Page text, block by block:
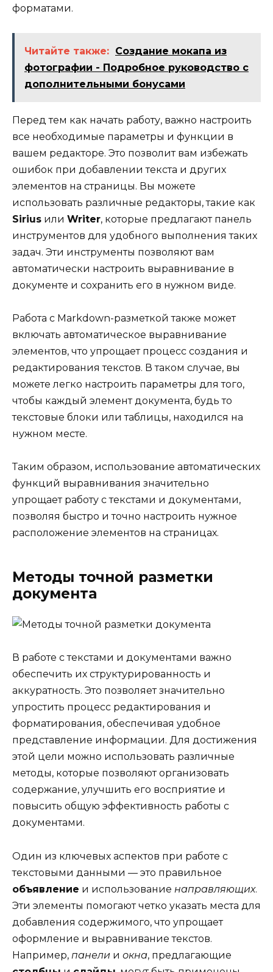
форматами.
Читайте также: Создание мокапа из
фотографии - Подробное руководство с
дополнительными бонусами
Перед тем как начать работу, важно настроить
все необходимые параметры и функции в
вашем редакторе. Это позволит вам избежать
ошибок при добавлении текста и других
элементов на страницы. Вы можете
использовать различные редакторы, такие как
Sirius или Writer, которые предлагают панель
инструментов для удобного выполнения таких
задач. Эти инструменты позволяют вам
автоматически настроить выравнивание в
документе и сохранить его в нужном виде.
Работа с Markdown-разметкой также может
включать автоматическое выравнивание
элементов, что упрощает процесс создания и
редактирования текстов. В таком случае, вы
можете легко настроить параметры для того,
чтобы каждый элемент документа, будь то
текстовые блоки или таблицы, находился на
нужном месте.
Таким образом, использование автоматических
функций выравнивания значительно
упрощает работу с текстами и документами,
позволяя быстро и точно настроить нужное
расположение элементов на страницах.
Методы точной разметки
документа
В работе с текстами и документами важно
обеспечить их структурированность и
аккуратность. Это позволяет значительно
упростить процесс редактирования и
форматирования, обеспечивая удобное
представление информации. Для достижения
этой цели можно использовать различные
методы, которые позволяют организовать
содержание, улучшить его восприятие и
повысить общую эффективность работы с
документами.
Один из ключевых аспектов при работе с
текстовыми данными — это правильное
объявление и использование направляющих.
Эти элементы помогают четко указать места для
добавления содержимого, что упрощает
оформление и выравнивание текстов.
Например, панели и окна, предлагающие